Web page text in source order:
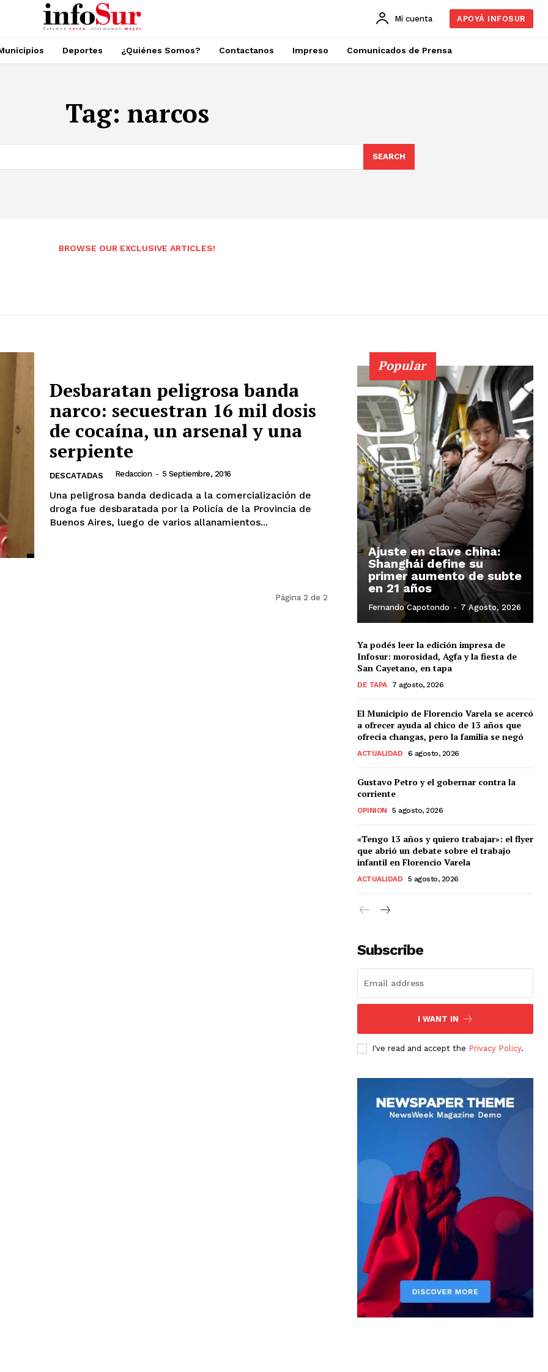
Mi cuenta APOYÁ INFOSUR
Deportes ¿Quiénes Somos? Contactanos Impreso Comunicados de Prensa
Tag: narcos
SEARCH
BROWSE OUR EXCLUSIVE ARTICLES!
Desbaratan peligrosa banda
narco: secuestran 16 mil dosis
de cocaína, un arsenal y una
serpiente
DESCATADAS Redaccion - 5 Septiembre, 2016
Una peligrosa banda dedicada a la comercialización de
droga fue desbaratada por la Policía de la Provincia de
Buenos Aires, luego de varios allanamientos...
Página 2 de 2
Popular
Ajuste en clave china:
Shanghái define su
primer aumento de subte
en 21 años
Fernando Capotondo - 7 Agosto, 2026
Ya podés leer la edición impresa de
Infosur: morosidad, Agfa y la fiesta de
San Cayetano, en tapa
DE TAPA 7 agosto, 2026
El Municipio de Florencio Varela se acercó
a ofrecer ayuda al chico de 13 años que
ofrecía changas, pero la familia se negó
ACTUALIDAD 6 agosto, 2026
Gustavo Petro y el gobernar contra la
corriente
OPINION 5 agosto, 2026
«Tengo 13 años y quiero trabajar»: el flyer
que abrió un debate sobre el trabajo
infantil en Florencio Varela
ACTUALIDAD 5 agosto, 2026
Subscribe
I WANT IN
I've read and accept the Privacy Policy.